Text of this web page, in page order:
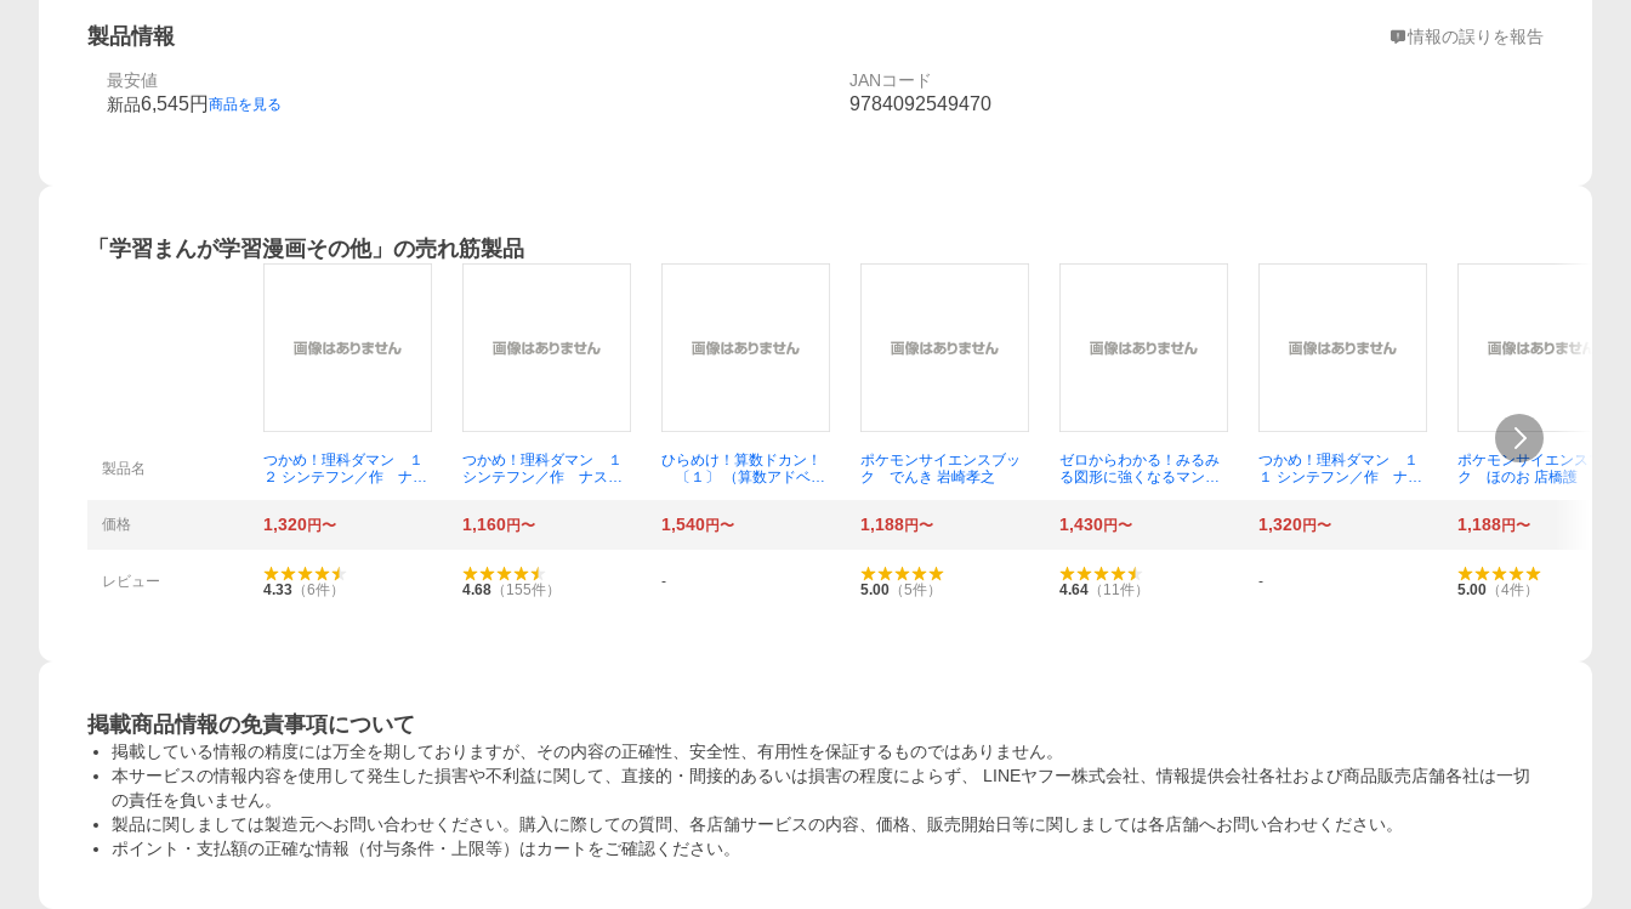
製品情報 情報の誤りを報告
最安値
新品6,545円 商品を見る
JANコード
9784092549470
「 学習まんが学習漫画その他」の売れ筋製品
製品名
つかめ！理科ダマン １
２ シンテフン／作 ナス
つかめ！理科ダマン １
シンテフン／作 ナスン
ひらめけ！算数ドカン！
〔１〕 （算数アドベン
ェチョル／作 ムンジョ
あきとんとん／監修
ポケモンサイエンスブッ
ク でんき 岩崎孝之
ゼロからわかる！みるみ
る図形に強くなるマンガ
つかめ！理科ダマン １
１ シンテフン／作 ナス
ポケモンサイエンスブッ
ク ほのお 店橋護
価格 1,320円〜 1,160円〜 1,540円〜 1,188円〜 1,430円〜 1,320円〜 1,188円〜
レビュー
4.33 （6件） 4.68 （ 155件） - 5.00 （5件） 4.64 （ 11件） - 5.00 （4件）
掲載商品情報の免責事項について
掲載している情報の精度には万全を期しておりますが、その内容の正確性、安全性、有用性を保証するものではありません。
本サービスの情報内容を使用して発生した損害や不利益に関して、直接的・間接的あるいは損害の程度によらず、 LINEヤフー株式会社、情報提供会社各社および商品販売店舗各社は一切
の責任を負いません。
製品に関しましては製造元へお問い合わせください。購入に際しての質問、各店舗サービスの内容、価格、販売開始日等に関しましては各店舗へお問い合わせください。
ポイント・支払額の正確な情報（付与条件・上限等）はカートをご確認ください。